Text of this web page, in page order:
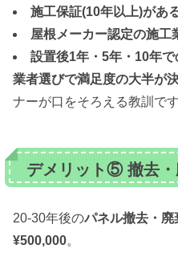
施工保証(10年以上)があ
屋根メーカー認定の施工
設置後1年・5年・10年
業者選びで満足度の大半が
ナーが口をそろえる教訓です
デメリット⑤ 撤去
20-30年後のパネル撤去・
¥500,000。